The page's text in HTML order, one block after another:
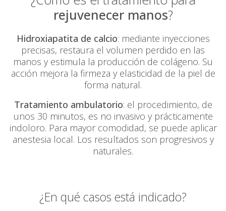
rejuvenecer manos?
Hidroxiapatita de calcio: mediante inyecciones
precisas, restaura el volumen perdido en las
manos y estimula la producción de colágeno. Su
acción mejora la firmeza y elasticidad de la piel de
forma natural.
Tratamiento ambulatorio: el procedimiento, de
unos 30 minutos, es no invasivo y prácticamente
indoloro. Para mayor comodidad, se puede aplicar
anestesia local. Los resultados son progresivos y
naturales.
¿En qué casos está indicado?